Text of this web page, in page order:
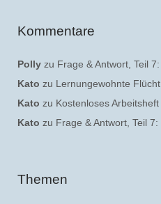
Kommentare
Polly zu Frage & Antwort, Teil
Kato zu Lernungewohnte
Kato zu Kostenloses
Kato zu Frage & Antwort, Teil
Themen